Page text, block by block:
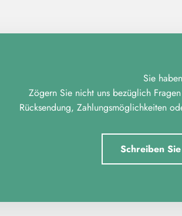
Sie
Zögern Sie nicht uns bezüglich
Rücksendung, Zahlungsmöglichkeiten
Schreiben